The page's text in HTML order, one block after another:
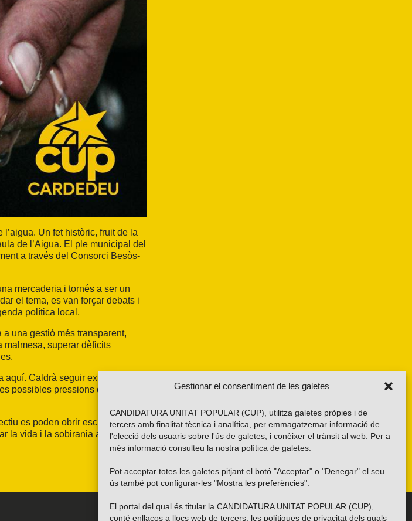
Gestionar el consentiment de les galetes
CANDIDATURA UNITAT POPULAR (CUP), utilitza galetes pròpies i de
tercers amb finalitat tècnica i analítica, per emmagatzemar informació de
l'elecció dels usuaris sobre l'ús de galetes, i conèixer el trànsit al web. Per a
més informació consulteu la nostra política de galetes
Pot acceptar totes les galetes pitjant el botó "Acceptar" o "Denegar" el seu
ús també pot configurar-les "Mostra les preferències".
El portal del qual és titular la CANDIDATURA UNITAT POPULAR (CUP),
conté enllaços a llocs web de tercers, les polítiques de privacitat dels quals
Un fet històric, fruit de la
de l’Aigua. El ple municipal del
a través del Consorci Besòs-
mercaderia i tornés a ser un
el tema, es van forçar debats i
política local.
una gestió més transparent,
malmesa, superar dèficits
Caldrà seguir exigint
possibles pressions de qui
es poden obrir escletxes de
la vida i la sobirania al centre.
Troba’ns a les xarxes socials